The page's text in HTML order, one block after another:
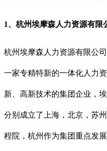
1、杭州埃摩森人力资源有限
杭州埃摩森人力资源有限公
一家专精特新的一体化人力
新、高新技术的集团企业，
分别成立了上海，北京，苏
程院，杭州作为集团重点发